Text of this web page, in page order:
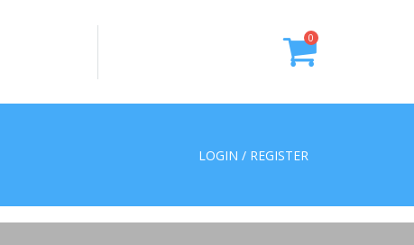
0
LOGIN / REGISTER